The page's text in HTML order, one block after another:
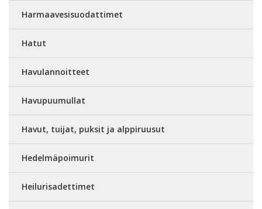
Harmaavesisuodattimet
Hatut
Havulannoitteet
Havupuumullat
Havut, tuijat, puksit ja alppiruusut
Hedelmäpoimurit
Heilurisadettimet